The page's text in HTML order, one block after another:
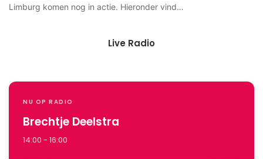
Limburg komen nog in actie. Hieronder vind…
Live Radio
NU OP RADIO
Brechtje Deelstra
14:00 - 16:00